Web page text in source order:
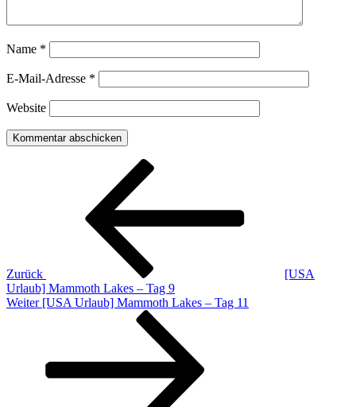
Name *
E-Mail-Adresse *
Website
Beitragsnavigation
Zurück
[USA
Urlaub] Mammoth Lakes – Tag 9
Nächster
Weiter [USA Urlaub] Mammoth Lakes – Tag 11